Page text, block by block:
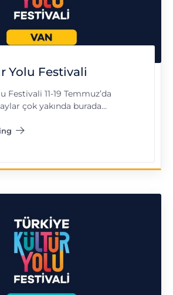
Yolu Festivali
Festivali 11-19 Temmuz’da
çok yakında burada…
Festivali"